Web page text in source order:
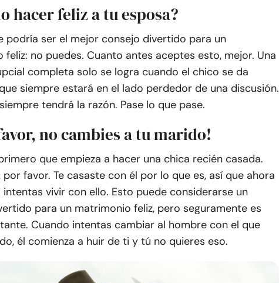
hacer feliz a tu esposa?
podría ser el mejor consejo divertido para un
feliz: no puedes. Cuanto antes aceptes esto, mejor. Una
completa solo se logra cuando el chico se da
siempre estará en el lado perdedor de una discusión.
tendrá la razón. Pase lo que pase.
no cambies a tu marido!
que empieza a hacer una chica recién casada.
por favor. Te casaste con él por lo que es, así que ahora
vivir con ello. Esto puede considerarse un
para un matrimonio feliz, pero seguramente es
Cuando intentas cambiar al hombre con el que
él comienza a huir de ti y tú no quieres eso.